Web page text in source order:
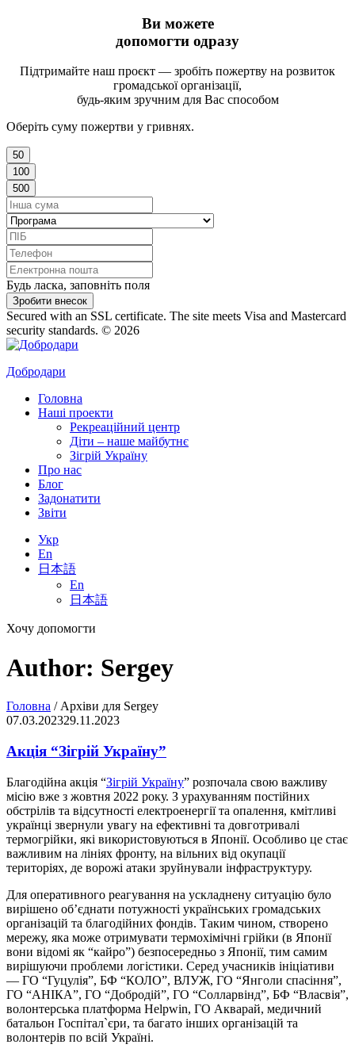
Ви можете
допомогти одразу
Підтримайте наш проєкт — зробіть пожертву на розвиток
громадської організації,
будь-яким зручним для Вас способом
Оберіть суму пожертви у гривнях.
50
100
500
Будь ласка, заповніть поля
Зробити внесок
Secured with an SSL certificate. The site meets Visa and Mastercard
security standards. © 2026
Добродари
Головна
Наші проекти
Рекреаційний центр
Діти – наше майбутнє
Зігрій Україну
Про нас
Блог
Задонатити
Звіти
Укр
En
日本語
En
日本語
Хочу допомогти
Author: Sergey
Головна / Архіви для Sergey
07.03.202329.11.2023
Акція “Зігрій Україну”
Благодійна акція “Зігрій Україну” розпочала свою важливу
місію вже з жовтня 2022 року. З урахуванням постійних
обстрілів та відсутності електроенергії та опалення, кмітливі
українці звернули увагу на ефективні та довготривалі
термогрійки, які використовуються в Японії. Особливо це стає
важливим на лініях фронту, на вільних від окупації
територіях, де ворожі атаки зруйнували інфраструктуру.
Для оперативного реагування на ускладнену ситуацію було
вирішено об’єднати потужності українських громадських
організацій та благодійних фондів. Таким чином, створено
мережу, яка може отримувати термохімічні грійки (в Японії
вони відомі як “кайро”) безпосередньо з Японії, тим самим
вирішуючи проблеми логістики. Серед учасників ініціативи
— ГО “Гуцулія”, БФ “КОЛО”, ВЛУЖ, ГО “Янголи спасіння”,
ГО “АНІКА”, ГО “Добродій”, ГО “Солларвінд”, БФ “Власвія”,
волонтерська платформа Helpwin, ГО Акварай, медичний
батальон Госпітал`єри, та багато інших організацій та
волонтерів по всій Україні.